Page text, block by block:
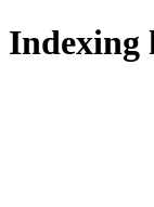
Indexing